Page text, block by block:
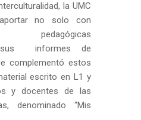
la UMC
no solo con
pedagógicas
sus informes de
complementó estos
escrito en L1 y
y docentes de las
denominado “Mis